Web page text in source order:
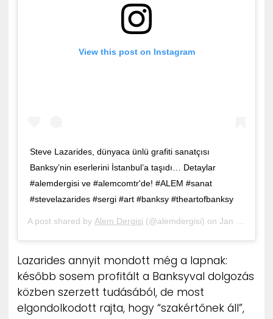
View this post on Instagram
Steve Lazarides, dünyaca ünlü grafiti sanatçısı
Banksy’nin eserlerini İstanbul’a taşıdı… Detaylar
#alemdergisi ve #alemcomtr'de! #ALEM #sanat
#stevelazarides #sergi #art #banksy #theartofbanksy
A post shared by Alem Dergisi (@alemdergisi) on Jan 26, 2016 at 1:23am PST
Lazarides annyit mondott még a lapnak:
később sosem profitált a Banksyval dolgozás
közben szerzett tudásából, de most
elgondolkodott rajta, hogy “szakértőnek áll”,